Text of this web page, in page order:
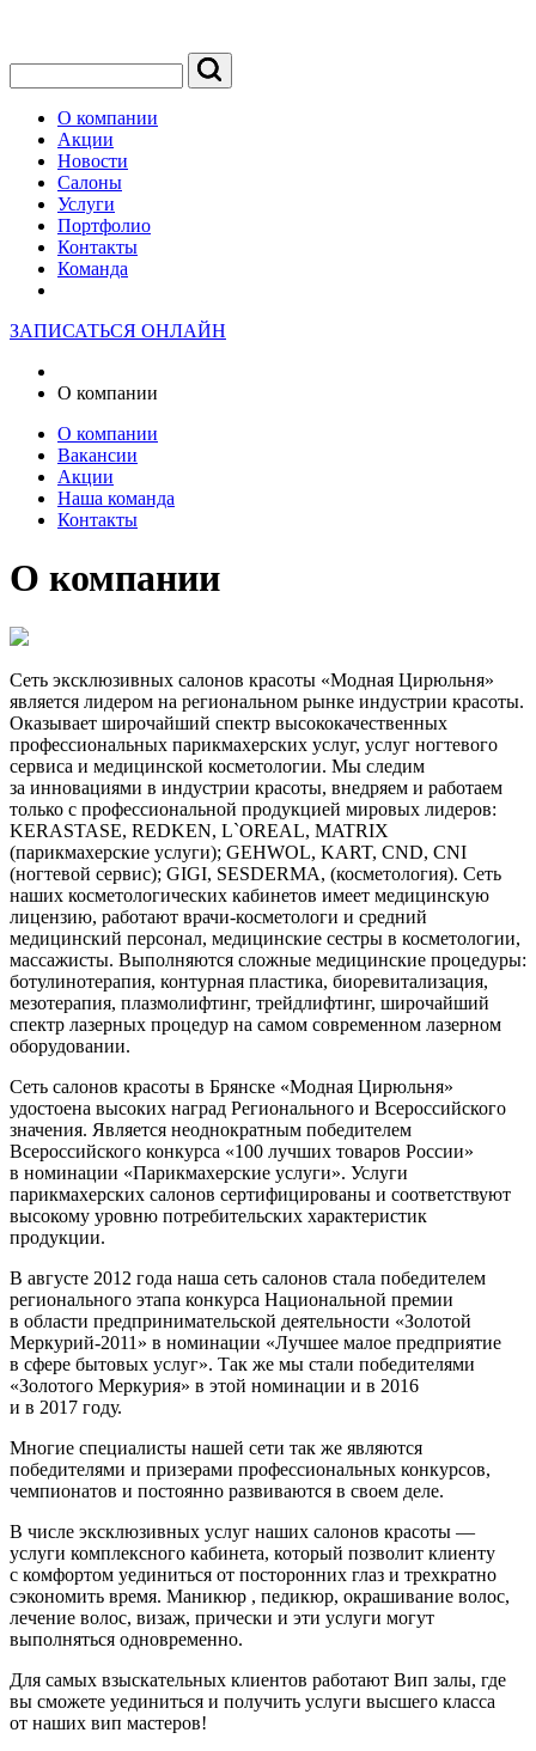
О компании
Акции
Новости
Салоны
Услуги
Портфолио
Контакты
Команда
ЗАПИСАТЬСЯ ОНЛАЙН
О компании
О компании
Вакансии
Акции
Наша команда
Контакты
О компании
Сеть эксклюзивных салонов красоты «Модная Цирюльня»
является лидером на региональном рынке индустрии красоты.
Оказывает широчайший спектр высококачественных
профессиональных парикмахерских услуг, услуг ногтевого
сервиса и медицинской косметологии. Мы следим
за инновациями в индустрии красоты, внедряем и работаем
только с профессиональной продукцией мировых лидеров:
KERASTASE, REDKEN, L`OREAL, MATRIX
(парикмахерские услуги); GEHWOL, KART, CND, CNI
(ногтевой сервис); GIGI, SESDERMA, (косметология). Сеть
наших косметологических кабинетов имеет медицинскую
лицензию, работают врачи-косметологи и средний
медицинский персонал, медицинские сестры в косметологии,
массажисты. Выполняются сложные медицинские процедуры:
ботулинотерапия, контурная пластика, биоревитализация,
мезотерапия, плазмолифтинг, трейдлифтинг, широчайший
спектр лазерных процедур на самом современном лазерном
оборудовании.
Сеть салонов красоты в Брянске «Модная Цирюльня»
удостоена высоких наград Регионального и Всероссийского
значения. Является неоднократным победителем
Всероссийского конкурса «100 лучших товаров России»
в номинации «Парикмахерские услуги». Услуги
парикмахерских салонов сертифицированы и соответствуют
высокому уровню потребительских характеристик
продукции.
В августе 2012 года наша сеть салонов стала победителем
регионального этапа конкурса Национальной премии
в области предпринимательской деятельности «Золотой
Меркурий-2011» в номинации «Лучшее малое предприятие
в сфере бытовых услуг». Так же мы стали победителями
«Золотого Меркурия» в этой номинации и в 2016
и в 2017 году.
Многие специалисты нашей сети так же являются
победителями и призерами профессиональных конкурсов,
чемпионатов и постоянно развиваются в своем деле.
В числе эксклюзивных услуг наших салонов красоты —
услуги комплексного кабинета, который позволит клиенту
с комфортом уединиться от посторонних глаз и трехкратно
сэкономить время. Маникюр , педикюр, окрашивание волос,
лечение волос, визаж, прически и эти услуги могут
выполняться одновременно.
Для самых взыскательных клиентов работают Вип залы, где
вы сможете уединиться и получить услуги высшего класса
от наших вип мастеров!